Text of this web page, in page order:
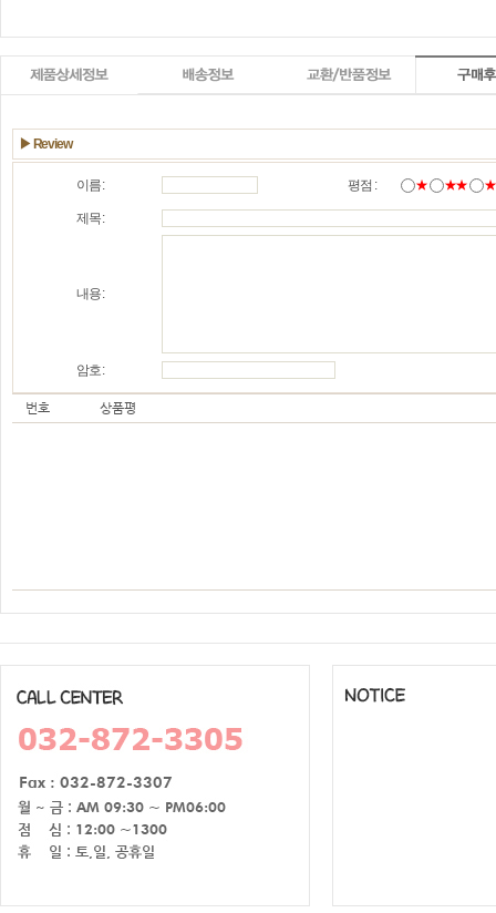
▶ Review
이름 : 평점 : ★ ★★
제목 :
내용 :
암호 :
번호 상품평